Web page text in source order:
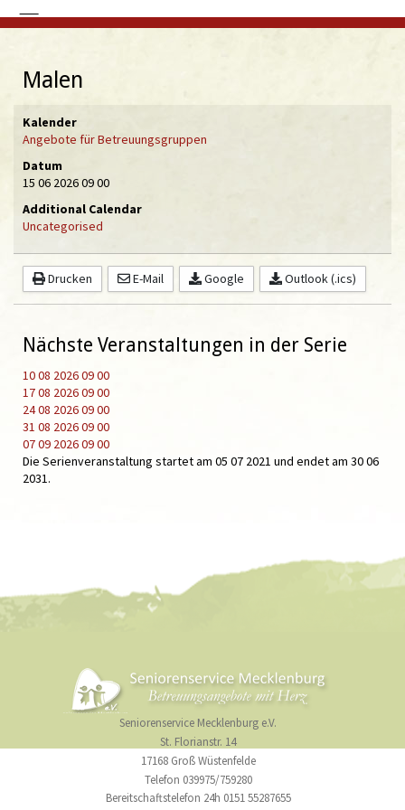
Malen
Kalender
Angebote für Betreuungsgruppen
Datum
15 06 202609 00
Additional Calendar
Uncategorised
Drucken E-Mail Google Outlook (.ics)
Nächste Veranstaltungen in der Serie
10 08 202609 00
17 08 202609 00
24 08 202609 00
31 08 202609 00
07 09 202609 00
Die Serienveranstaltung startet am 05 07 2021 und endet am 30 06
2031.
Seniorenservice Mecklenburg e.V.
St. Florianstr. 14
17168 Groß Wüstenfelde
Telefon 039975/759280
Bereitschaftstelefon 24h 0151 55287655